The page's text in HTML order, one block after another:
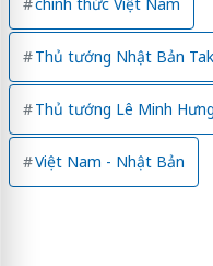
Thủ tướng Nhật Bản
Thủ tướng Lê Minh Hưng
Việt Nam - Nhật Bản